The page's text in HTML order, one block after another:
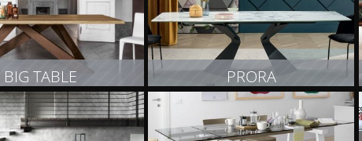
BIG TABLE
ZOBACZ PRODUKT
PRORA
ZOBACZ PRODUKT